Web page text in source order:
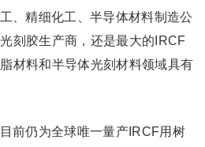
、精细化工、半导体材料制造公
刻胶生产商，还是最大的IRCF
材料和半导体光刻材料领域具有
前仍为全球唯一量产IRCF用树